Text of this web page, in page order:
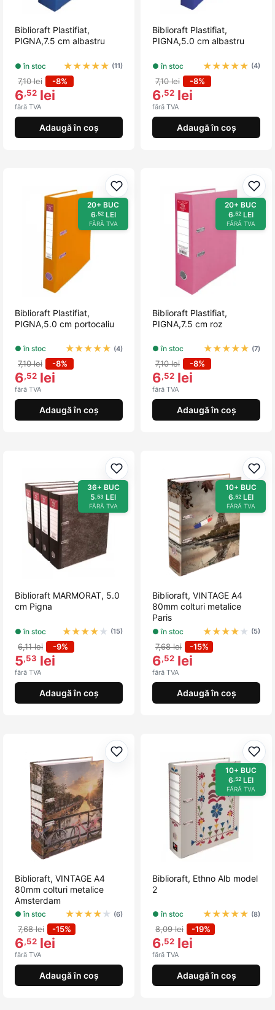
Biblioraft Plastifiat,
PIGNA,7.5 cm albastru
● în stoc ★★★★★ (11)
7,10 lei -8%
6,52 lei
fără TVA
Adaugă în coș
Biblioraft Plastifiat,
PIGNA,5.0 cm albastru
● în stoc ★★★★★ (4)
7,10 lei -8%
6,52 lei
fără TVA
Adaugă în coș
Adaugă la favorite
20+ BUC
6,52LEI
FĂRĂ TVA
Biblioraft Plastifiat,
PIGNA,5.0 cm portocaliu
● în stoc ★★★★★ (4)
7,10 lei -8%
6,52 lei
fără TVA
Adaugă în coș
20+ BUC
6,52LEI
FĂRĂ TVA
Biblioraft Plastifiat,
PIGNA,7.5 cm roz
● în stoc ★★★★★ (7)
7,10 lei -8%
6,52 lei
fără TVA
Adaugă în coș
Adaugă la favorite
36+ BUC
5 ,53 LEI
FĂRĂ TVA
Biblioraft MARMORAT, 5.0
cm Pigna
● în stoc ★★★★ ★ (15)
6,11 lei -9%
5,53 lei
fără TVA
Adaugă în coș
10+ BUC
6 ,52LEI
FĂRĂ TVA
Biblioraft, VINTAGE A4
80mm colturi metalice
Paris
● în stoc ★★★★ ★ (5)
7,68 lei -15%
6,52 lei
fără TVA
Adaugă în coș
Adaugă la favorite
Biblioraft, VINTAGE A4
80mm colturi metalice
Amsterdam
● în stoc ★★★★ ★ (6)
7,68 lei -15%
6,52 lei
fără TVA
Adaugă în coș
10+ BUC
6,52LEI
FĂRĂ TVA
Biblioraft, Ethno Alb model
2
● în stoc ★★★★★ (8)
8,09 lei -19%
6,52 lei
fără TVA
Adaugă în coș